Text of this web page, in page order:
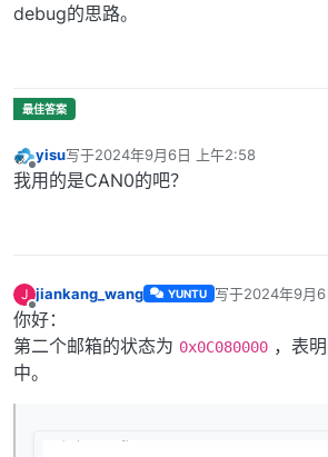
debug的思路。
离线
yisu写于2024年9月6日 上午2:58
最后由 编辑
我用的是CAN0的吧？
J
离线
jiankang_wang YUNTU 写于2024年9月
最后由
你好：
第二个邮箱的状态为 0x0C080000 ，表
中。